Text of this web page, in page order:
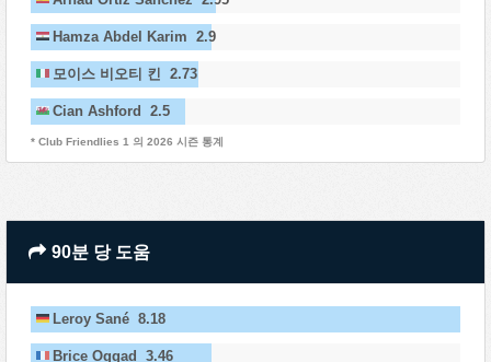
Hamza Abdel Karim 2.9
모이스 비오티 킨 2.73
Cian Ashford 2.5
* Club Friendlies 1 의 2026 시즌 통계
90분 당 도움
Leroy Sané 8.18
Brice Oggad 3.46